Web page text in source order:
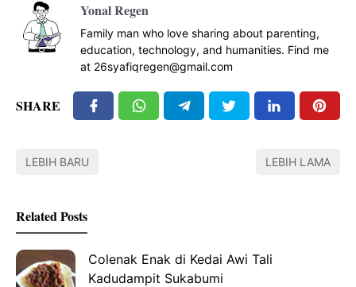
Yonal Regen
Family man who love sharing about parenting,
education, technology, and humanities. Find me
at 26syafiqregen@gmail.com
SHARE
LEBIH BARU LEBIH LAMA
Related Posts
Colenak Enak di Kedai Awi Tali
Kadudampit Sukabumi